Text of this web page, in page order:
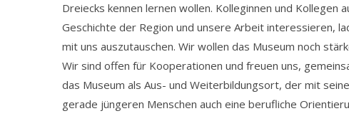
Dreiecks kennen lernen wollen. Kolleginnen und Kollegen
Geschichte der Region und unsere Arbeit interessieren,
mit uns auszutauschen. Wir wollen das Museum noch
Wir sind offen für Kooperationen und freuen uns,
das Museum als Aus- und Weiterbildungsort, der mit
gerade jüngeren Menschen auch eine berufliche